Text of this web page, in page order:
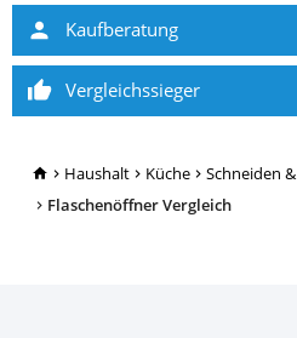
TopRatgeber24.de
Haushalt Küche
Schneiden
Flaschenöffner Vergleich
Kaufberatung
Vergleichssieger